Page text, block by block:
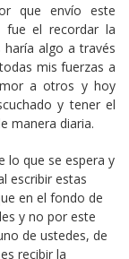
que envío este
fue el recordar la
algo a través
mis fuerzas a
a otros y hoy
y tener el
manera diaria.
lo que se espera y
escribir estas
en el fondo de
y no por este
de ustedes, de
recibir la